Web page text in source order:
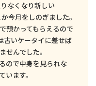
なくなり新しい
今月をしのぎました。
預かってもらえるので
古いケータイに差せば
せんでした。
ので中身を見られな
います。